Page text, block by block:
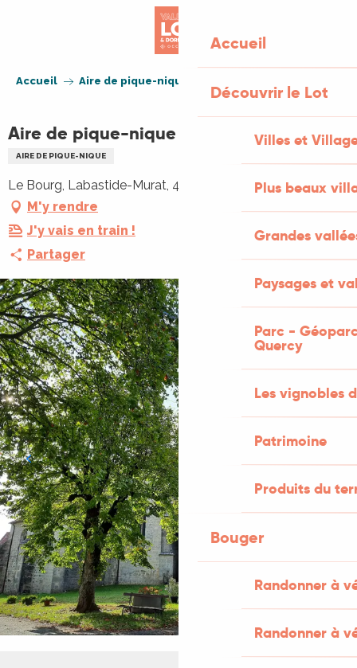
Accueil
Découvrir le Lot
Villes et
Plus beaux
Grandes
Paysages et
Parc -
Quercy
Les vignobles
Patrimoine
Produits du
Bouger
Randonner à
Randonner à
Accueil Aire de pique-nique de Goudou
Aire de pique-nique de Goudou
AIRE DE PIQUE-NIQUE
Le Bourg, Labastide-Murat, 46240 Cœur de Causse
M'y rendre
J'y vais en train !
Partager